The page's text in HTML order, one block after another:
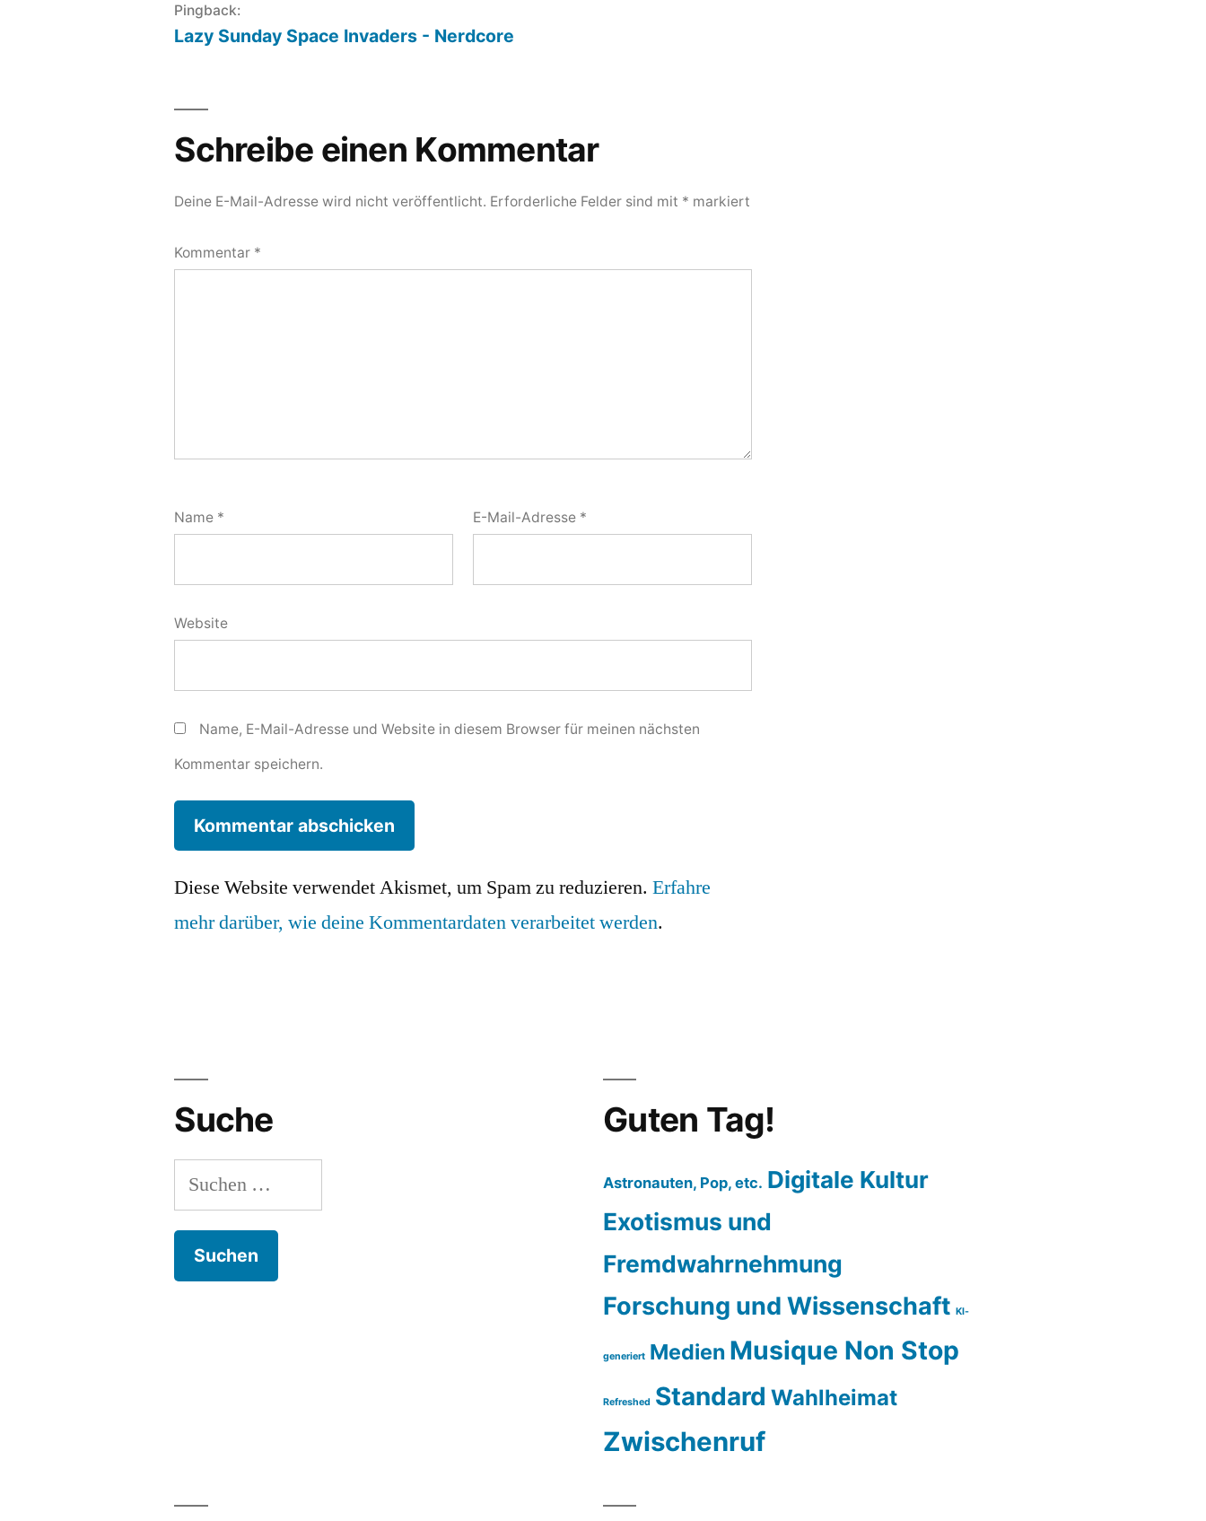
Pingback:
Lazy Sunday Space Invaders - Nerdcore
Schreibe einen Kommentar
Deine E-Mail-Adresse wird nicht veröffentlicht. Erforderliche Felder sind mit * markiert
Kommentar *
Name * E-Mail-Adresse *
Website
Name, E-Mail-Adresse und Website in diesem Browser für meinen nächsten
Kommentar speichern.
Diese Website verwendet Akismet, um Spam zu reduzieren.Erfahre
mehr darüber, wie deine Kommentardaten verarbeitet werden.
Suche
Suchen
nach:
Guten Tag!
Astronauten, Pop, etc. Digitale Kultur
Exotismus und
Fremdwahrnehmung
Forschung und Wissenschaft KI-
generiert Medien Musique Non Stop
Refreshed Standard Wahlheimat
Zwischenruf